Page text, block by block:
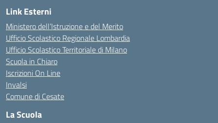
Link Esterni
Ministero dell’Istruzione e del Merito
Ufficio Scolastico Regionale Lombardia
Ufficio Scolastico Territoriale di Milano
Scuola in Chiaro
Iscrizioni On Line
Invalsi
Comune di Cesate
La Scuola